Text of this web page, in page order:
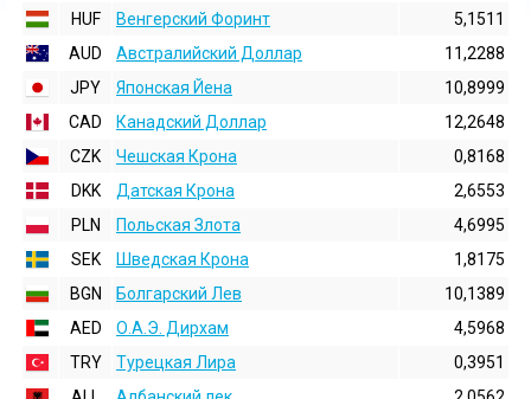
HUF
Венгерский Форинт
5,1511
AUD
Австралийский Доллар
11,2288
JPY
Японская Йена
10,8999
CAD
Канадский Доллар
12,2648
CZK
Чешская Крона
0,8168
DKK
Датская Крона
2,6553
PLN
Польская Злота
4,6995
SEK
Шведская Крона
1,8175
BGN
Болгарский Лев
10,1389
AED
О.А.Э. Дирхам
4,5968
TRY
Турецкая Лира
0,3951